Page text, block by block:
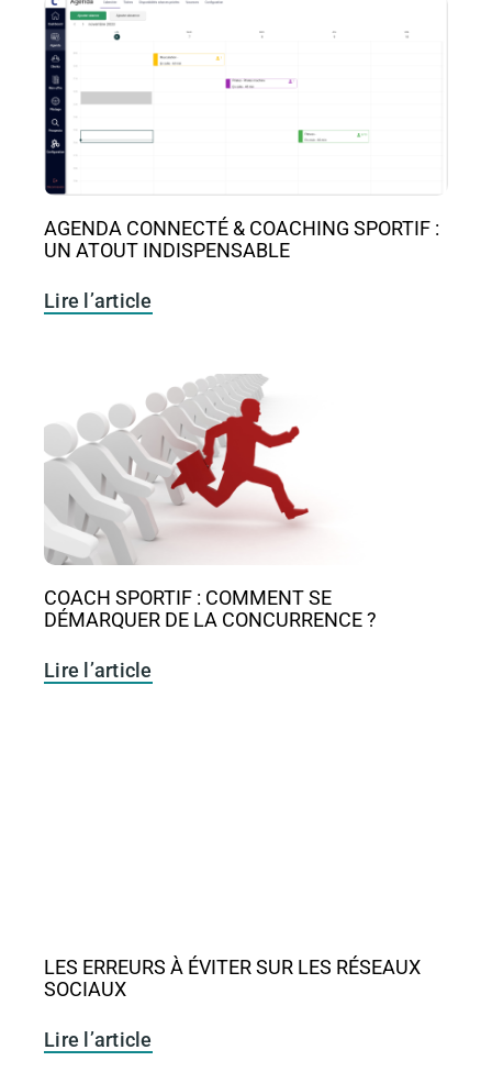
AGENDA CONNECTÉ & COACHING SPORTIF :
UN ATOUT INDISPENSABLE
Lire l’article
COACH SPORTIF : COMMENT SE
DÉMARQUER DE LA CONCURRENCE ?
Lire l’article
LES ERREURS À ÉVITER SUR LES RÉSEAUX
SOCIAUX
Lire l’article